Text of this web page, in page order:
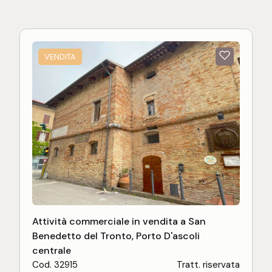
VENDITA
Attività commerciale in vendita a San
Benedetto del Tronto, Porto D'ascoli
centrale
Cod. 32915 Tratt. riservata